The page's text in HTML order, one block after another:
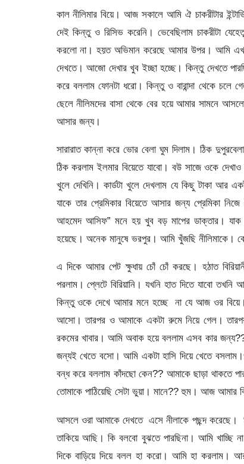
কাল নীলিমার বিয়ে। আজ সকালে আমি ঐ চাকরীটার
দেই কিন্তু ও রিসিভ করেনি। ভেবেছিলাম চাকরীটা
করলো না। হয়ত অভিমান করেছে আমার উপর। আমি এখন
দেখতে। আজো দেখার খুব ইচ্ছা হচ্ছে। কিন্তু দেখতে
করে বললাম ফোনটা ধরো। কিন্তু ও বারান্দা থেকে
ছেলে নীলিমদের বাসা থেকে বের হয়ে আমার সামনে
আসার জন্য।
সারারাত কান্না করে ভোর বেলা ঘুম দিলাম। ঠিক
ঠিক করলাম ইলমার বিয়েতে যাবো। বউ সাজে ওকে
খুলে দেখিনি। কার্ডটা খুলে দেখলাম যে কিছু টাকা আর
যাকে তার প্রেমিকার বিয়েতে আসার জন্য প্রেমিকা নিজে
আহমেদ আসিফ” মনে হয় খুব বড় মাপের ডাক্তার।
হয়েছে। অনেক মানুষে ভরপুর। আমি খুঁজছি নীলিমাকে।
এ দিকে আমার পেট ক্ষুধায় চোঁ চোঁ করছে। হঠাত
পরলাম। প্লেটে বিরিয়ানি। যখনি হাত দিতে যাবো তখনি
কিন্তু ওকে দেখে আমার মনে হচ্ছে না যে আজ ওর
আসো। তারপর ও আমাকে একটা রুমে নিয়ে গেল।
রকমের খাবার। আমি অবাক হয়ে বললাম এসব কার
জন্যই খেতে বসো। আমি একটা হাসি দিয়ে খেতে
বন্ধ করে বললাম কাঁদছো কেন?? আমাকে ছাড়া থাকতে
তোমাকে পাঠিয়েছি সেটা ভুয়া। মানে?? হুম। আজ আমার
আসলে ওরা আমাকে দেখতে এসে নীলাকে পছন্দ করেছে।
তাকিয়ে আছি। কি বলবো বুঝতে পারছিনা। আমি খাচ্ছি
দিকে বাড়িয়ে দিয়ে বলল হা করো। আমি হা করলাম।